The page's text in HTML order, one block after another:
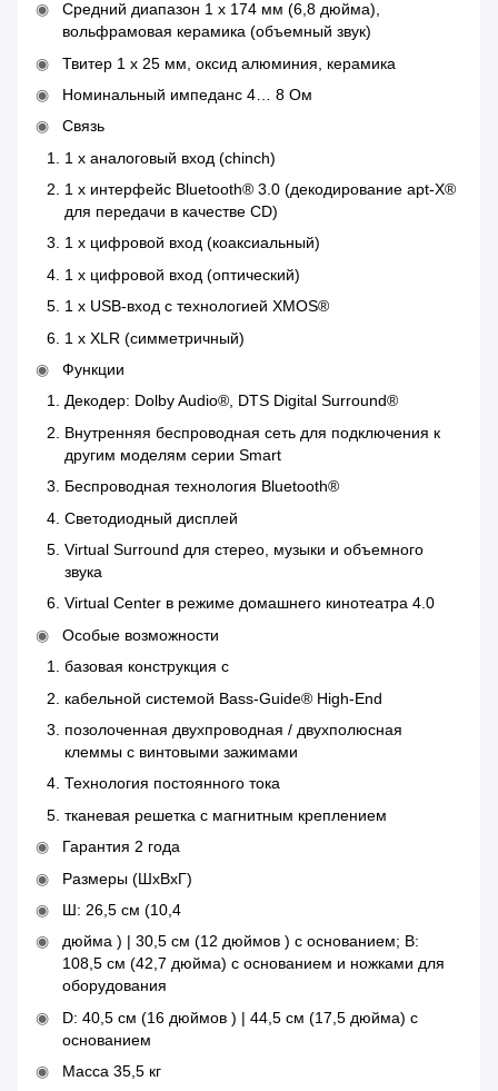
Средний диапазон 1 x 174 мм (6,8 дюйма),
вольфрамовая керамика (объемный звук)
Твитер 1 x 25 мм, оксид алюминия, керамика
Номинальный импеданс 4… 8 Ом
Связь
1 x аналоговый вход (chinch)
1 x интерфейс Bluetooth® 3.0 (декодирование apt-X®
для передачи в качестве CD)
1 x цифровой вход (коаксиальный)
1 x цифровой вход (оптический)
1 x USB-вход с технологией XMOS®
1 x XLR (симметричный)
Функции
Декодер: Dolby Audio®, DTS Digital Surround®
Внутренняя беспроводная сеть для подключения к
другим моделям серии Smart
Беспроводная технология Bluetooth®
Светодиодный дисплей
Virtual Surround для стерео, музыки и объемного
звука
Virtual Center в режиме домашнего кинотеатра 4.0
Особые возможности
базовая конструкция с
кабельной системой Bass-Guide® High-End
позолоченная двухпроводная / двухполюсная
клеммы с винтовыми зажимами
Технология постоянного тока
тканевая решетка с магнитным креплением
Гарантия 2 года
Размеры (ШxВxГ)
Ш: 26,5 см (10,4
дюйма ) | 30,5 см (12 дюймов ) с основанием; В:
108,5 см (42,7 дюйма) с основанием и ножками для
оборудования
D: 40,5 см (16 дюймов ) | 44,5 см (17,5 дюйма) с
основанием
Масса 35,5 кг